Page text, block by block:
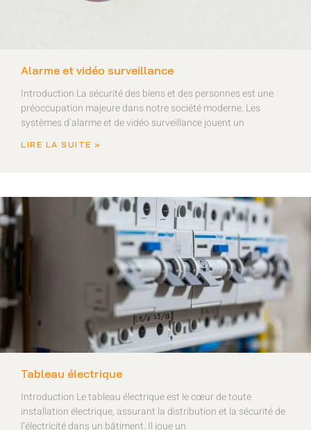
Alarme et vidéo surveillance
Introduction La sécurité des biens et des personnes est une
préoccupation majeure dans notre société moderne. Les
systèmes d’alarme et de vidéo surveillance jouent un
LIRE LA SUITE »
Tableau électrique
Introduction Le tableau électrique est le cœur de toute
installation électrique, assurant la distribution et la sécurité de
l’électricité dans un bâtiment. Il joue un